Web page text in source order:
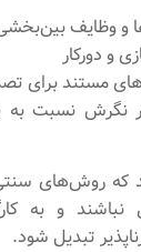
و وظایف
و دورکار
مستند برای
نگرش نسبت به
که روش‌های
نباشند و به
تبدیل شود.